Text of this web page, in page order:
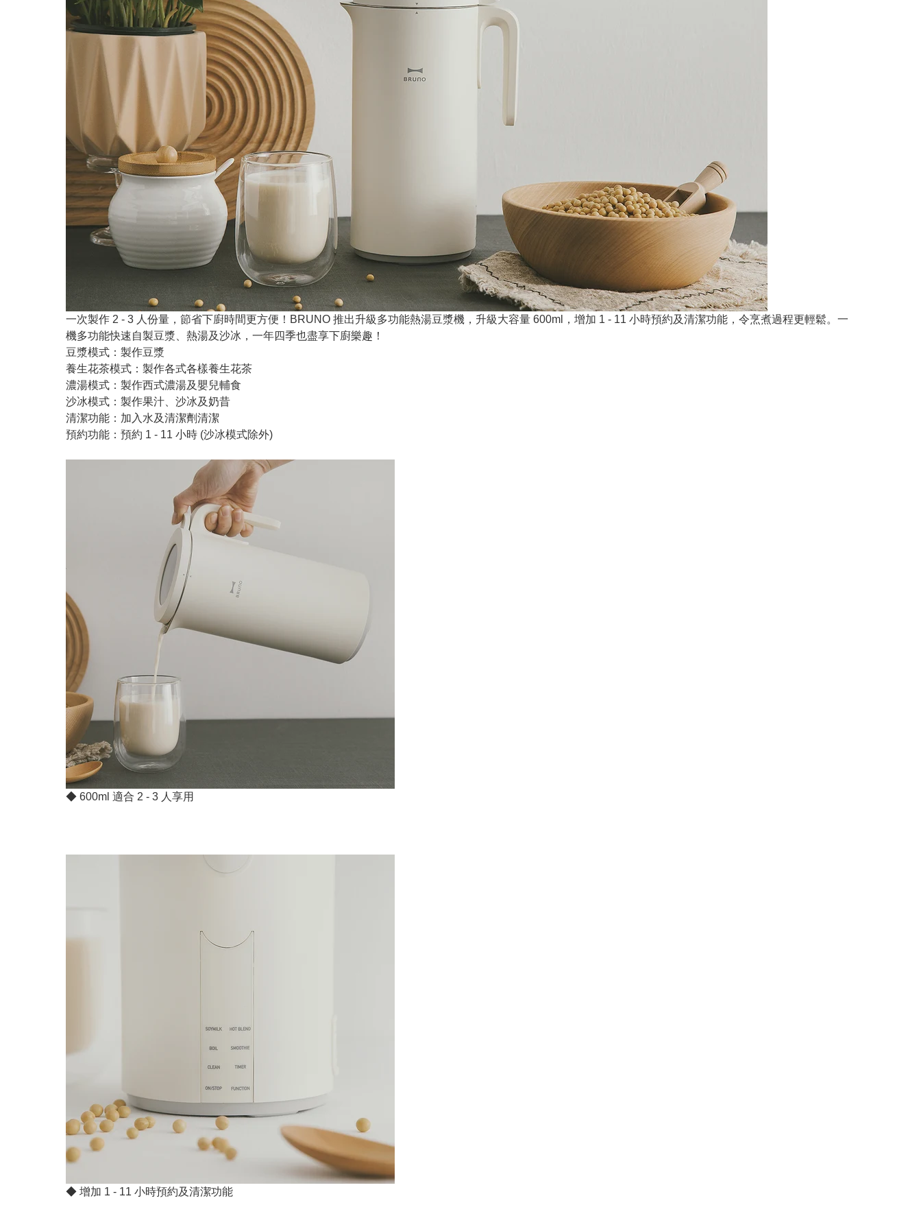
一次製作 2 - 3 人份量，節省下廚時間更方便！BRUNO 推出升級多功能熱湯豆漿機，升級大容量 600ml，增加 1 - 11 小時預約及清潔功能，令烹煮過程更輕鬆。一
機多功能快速自製豆漿、熱湯及沙冰，一年四季也盡享下廚樂趣！
豆漿模式：製作豆漿
養生花茶模式：製作各式各樣養生花茶
濃湯模式：製作西式濃湯及嬰兒輔食
沙冰模式：製作果汁、沙冰及奶昔
清潔功能：加入水及清潔劑清潔
預約功能：預約 1 - 11 小時 (沙冰模式除外)
◆ 600ml 適合 2 - 3 人享用
◆ 增加 1 - 11 小時預約及清潔功能